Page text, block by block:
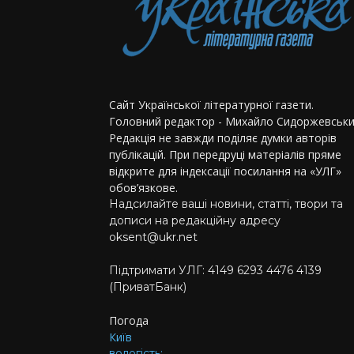
Сайт Української літературної газети.
Головний редактор - Михайло
Редакція не завжди поділяє думки авторів
публікацій. При передруці матеріалів пряме
відкрите для індексації посилання на «УЛГ»
обов’язкове.
Надсилайте ваші новини, статті, твори та
дописи на редакційну адресу
oksent@ukr.net
Підтримати УЛГ: 4149 6293 4476 4139
(ПриватБанк)
Погода
Київ